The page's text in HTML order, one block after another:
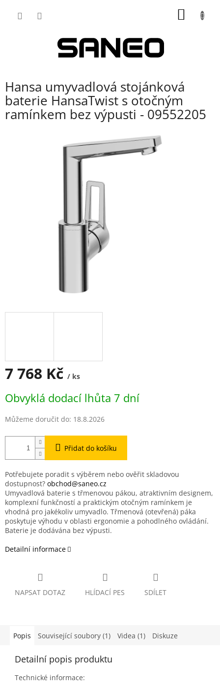
Hansa umyvadlová stojánková
baterie HansaTwist s otočným
ramínkem bez výpusti - 09552205
7 768 Kč / ks
cena:
Obvyklá dodací lhůta 7 dní
Můžeme doručit do: 18.8.2026
Přidat do košíku
Potřebujete poradit s výběrem nebo ověřit skladovou
dostupnost? obchod@saneo.cz
Umyvadlová baterie s třmenovou pákou, atraktivním designem,
komplexní funkčností a praktickým otočným ramínkem je
vhodná pro jakékoliv umyvadlo. Třmenová (otevřená) páka
poskytuje výhodu v oblasti ergonomie a pohodlného ovládání.
Baterie je dodávána bez výpusti.
Detailní informace
NAPSAT DOTAZ HLÍDACÍ PES SDÍLET
Popis Související soubory (1) Videa (1) Diskuze
Detailní popis produktu
Technické informace: